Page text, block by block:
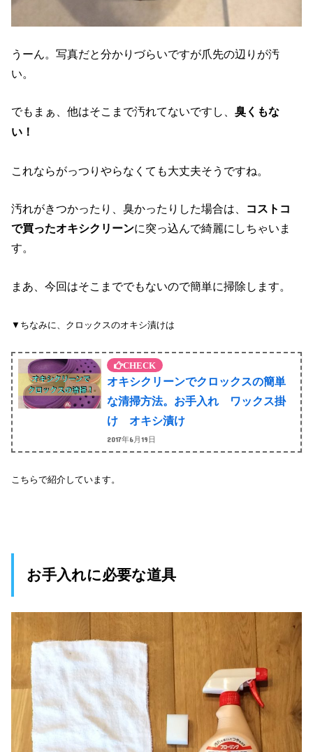
うーん。写真だと分かりづらいですが爪先の辺りが汚
い。
でもまぁ、他はそこまで汚れてないですし、臭くもな
い！
これならがっつりやらなくても大丈夫そうですね。
汚れがきつかったり、臭かったりした場合は、 コストコ
で買ったオキシクリーンに突っ込んで綺麗にしちゃいま
す。
まあ、今回はそこまででもないので簡単に掃除します。
▼ちなみに、クロックスのオキシ漬けは
オキシクリーンでクロックスの簡単
な清掃方法。お手入れ ワックス掛
け オキシ漬け
2017年6月19日
こちらで紹介しています。
お手入れに必要な道具